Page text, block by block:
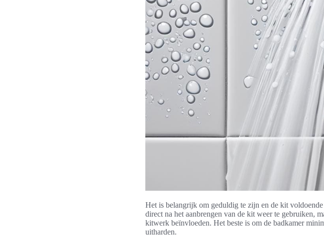
Het is belangrijk om geduldig te zijn en de kit
direct na het aanbrengen van de kit weer te gebruiken,
kitwerk beïnvloeden. Het beste is om de badkamer
uitharden.